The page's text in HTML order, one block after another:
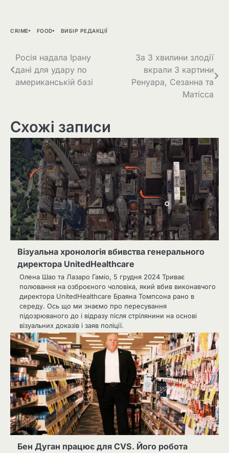
CRIME FOOD ВИБІР РЕДАКЦІЇ
Навігація
записів
Росія надала Ірану
дані для удару по
американській базі
За 3 хвилини злодії
вкрали 3 картини
Ренуара, Сезанна та
Матісса
Схожі записи
Візуальна хронологія вбивства генерального
директора UnitedHealthcare
Олена Шао та Лазаро Гаміо, 5 грудня 2024 Триває
полювання на озброєного чоловіка, який вбив виконавчого
директора UnitedHealthcare Браяна Томпсона рано в
середу. Ось що ми знаємо про пересування
підозрюваного до і відразу після стрілянини на основі
візуальних доказів і заяв поліції.
Бен Дуган працює для CVS. Його робота